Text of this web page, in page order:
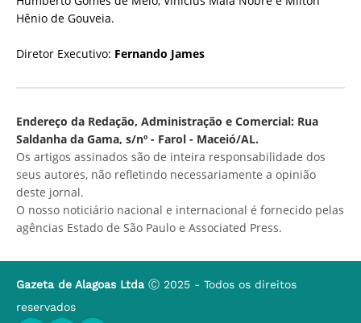
Hênio de Gouveia.
Diretor Executivo: Fernando James
Endereço da Redação, Administração e Comercial: Rua
Saldanha da Gama, s/nº - Farol - Maceió/AL.
Os artigos assinados são de inteira responsabilidade dos
seus autores, não refletindo necessariamente a opinião
deste jornal.
O nosso noticiário nacional e internacional é fornecido pelas
agências Estado de São Paulo e Associated Press.
Gazeta de Alagoas Ltda Ⓒ 2025 - Todos os direitos
reservados